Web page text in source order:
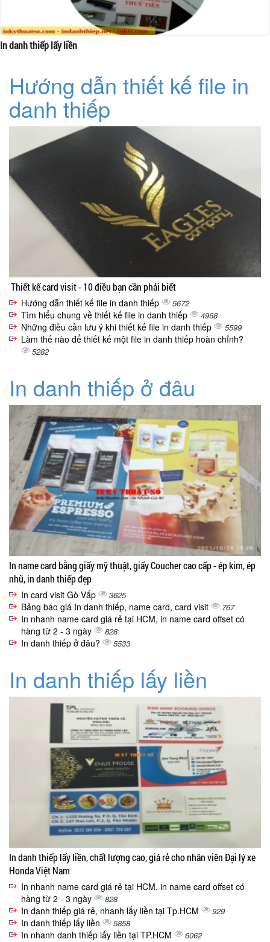
In danh thiếp lấy liền
Hướng dẫn thiết kế file in
danh thiếp
Thiết kế card visit - 10 điều bạn cần phải biết
Hướng dẫn thiết kế file in danh thiếp 5672
Tìm hiểu chung về thiết kế file in danh thiếp 4968
Những điều cần lưu ý khi thiết kế file in danh thiếp 5599
Làm thế nào để thiết kế một file in danh thiếp hoàn chỉnh?
5282
In danh thiếp ở đâu
In name card bằng giấy mỹ thuật, giấy Coucher cao cấp - ép kim, ép
nhũ, in danh thiếp đẹp
In card visit Gò Vấp 3625
Bảng báo giá In danh thiếp, name card, card visit 767
In nhanh name card giá rẻ tại HCM, in name card offset có
hàng từ 2 - 3 ngày
828
In danh thiếp ở đâu? 5533
In danh thiếp lấy liền
In danh thiếp lấy liền, chất lượng cao, giá rẻ cho nhân viên Đại lý xe
Honda Việt Nam
In nhanh name card giá rẻ tại HCM, in name card offset có
hàng từ 2 - 3 ngày
828
In danh thiếp giá rẻ, nhanh lấy liền tại Tp.HCM 929
In danh thiếp lấy liền 5858
In nhanh danh thiếp lấy liền tại TP.HCM 6062